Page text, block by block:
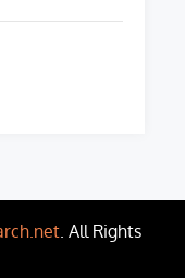
. All Rights